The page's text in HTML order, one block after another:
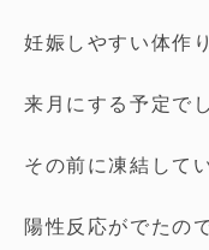
妊娠しやすい体作
来月にする予定で
その前に凍結して
陽性反応がでたの